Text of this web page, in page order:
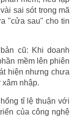
sai sót trong mã
"cửa sau" cho tin
cũ: Khi doanh
mềm lên phiên
hiện nhưng chưa
nhập.
tỉ lệ thuận với
của công nghệ